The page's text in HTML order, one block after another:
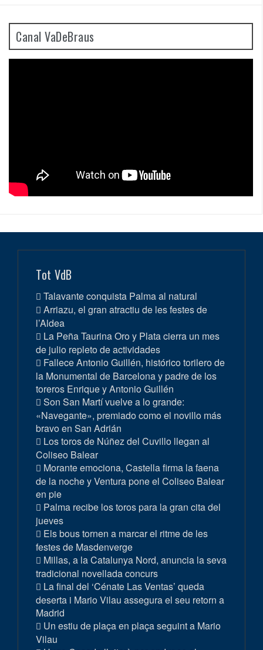
Canal VaDeBraus
Tot VdB
Talavante conquista Palma al natural
Arriazu, el gran atractiu de les festes de
l’Aldea
La Peña Taurina Oro y Plata cierra un mes
de julio repleto de actividades
Fallece Antonio Guillén, histórico torilero de
la Monumental de Barcelona y padre de los
toreros Enrique y Antonio Guillén
Son San Martí vuelve a lo grande:
«Navegante», premiado como el novillo más
bravo en San Adrián
Los toros de Núñez del Cuvillo llegan al
Coliseo Balear
Morante emociona, Castella firma la faena
de la noche y Ventura pone el Coliseo Balear
en pie
Palma recibe los toros para la gran cita del
jueves
Els bous tornen a marcar el ritme de les
festes de Masdenverge
Millas, a la Catalunya Nord, anuncia la seva
tradicional novellada concurs
La final del ‘Cénate Las Ventas’ queda
deserta i Mario Vilau assegura el seu retorn a
Madrid
Un estiu de plaça en plaça seguint a Mario
Vilau